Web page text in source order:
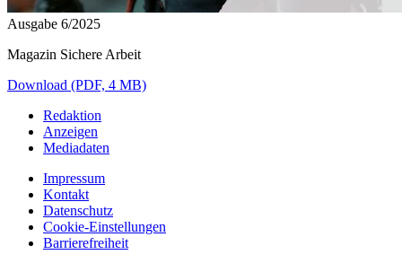
Ausgabe 6/2025
Magazin Sichere Arbeit
Download (PDF, 4 MB)
Redaktion
Anzeigen
Mediadaten
Impressum
Kontakt
Datenschutz
Cookie-Einstellungen
Barrierefreiheit